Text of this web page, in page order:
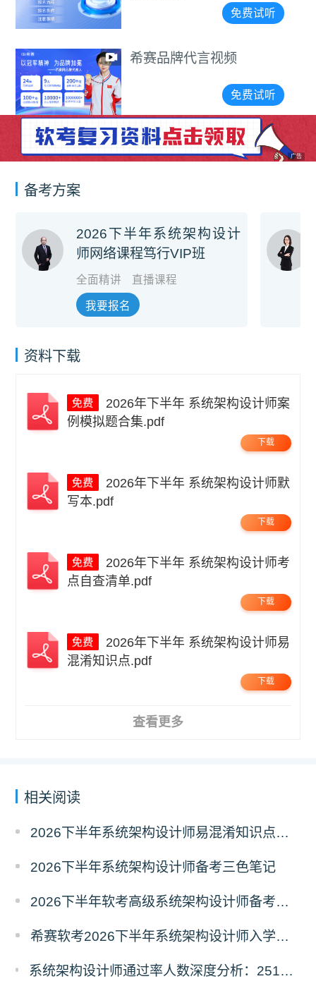
希赛品牌代言视频
广告
备考方案
2026下半年系统架构设计
师网络课程笃行VIP班
全面精讲 直播课程
我要报名
资料下载
例模拟题合集.pdf
下载
写本.pdf
下载
点自查清单.pdf
下载
混淆知识点.pdf
下载
查看更多
相关阅读
2026下半年系统架构设计师易混淆知识点资料
2026下半年系统架构设计师备考三色笔记
2026下半年软考高级系统架构设计师备考经典100题
希赛软考2026下半年系统架构设计师入学摸底测试卷
系统架构设计师通过率人数深度分析：2511vs2605考期各地数据对比